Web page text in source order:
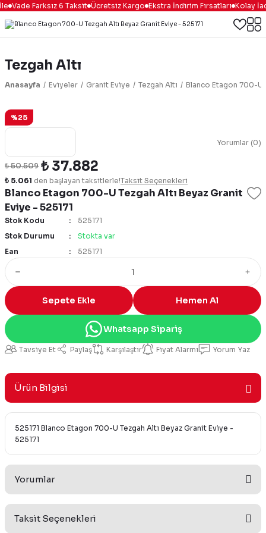
Vade Farksız 6 Taksit Ücretsiz Kargo Ekstra İndirim Fırsatları Kolay
Tezgah Altı
Anasayfa Eviyeler Granit Eviye Tezgah Altı Blanco Etagon 700-U
%25
Yorumlar (0)
Blanco Etagon 700-U Tezgah Altı Beyaz Granit
Eviye - 525171
₺ 50.509 ₺ 37.882
₺ 5.061 den başlayan taksitlerle!Taksit Seçenekleri
Stok Kodu
525171
Stok Durumu
Stokta var
Ean
525171
Sepete Ekle Hemen Al
Whatsapp Sipariş
Tavsiye Et Paylaş Karşılaştır Fiyat Alarmı Yorum Yaz
Ürün Bilgisi
525171 Blanco Etagon 700-U Tezgah Altı Beyaz Granit Eviye -
525171
Yorumlar
Taksit Seçenekleri